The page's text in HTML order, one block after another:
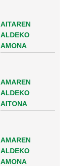
AITAREN
ALDEKO
AMONA
AMAREN
ALDEKO
AITONA
AMAREN
ALDEKO
AMONA